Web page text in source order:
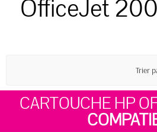
OfficeJet 200
Trier
CARTOUCHE HP